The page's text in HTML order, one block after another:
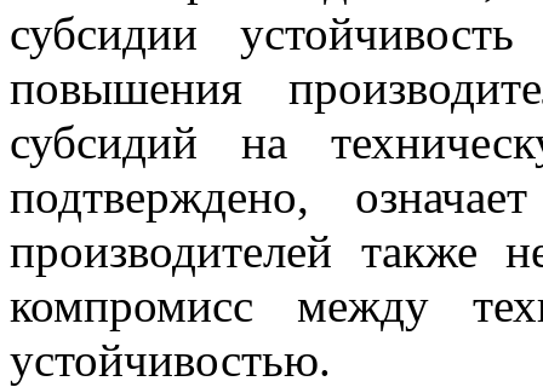
субсидии
повышения
субсидий на
подтверждено,
производителей также
компромисс между
устойчивостью.